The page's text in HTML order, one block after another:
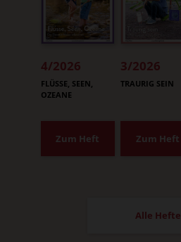
4/2026
:
FLÜSSE, SEEN,
OZEANE
Zum Heft
3/2026
:
TRAURIG SEIN
Zum Heft
Alle Hefte